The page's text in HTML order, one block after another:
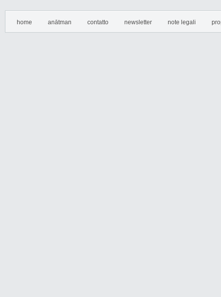
home anātman contatto newsletter note legali